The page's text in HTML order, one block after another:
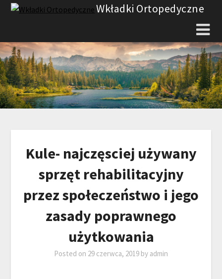
Skip
Wkładki Ortopedyczne
Kule- najczęsciej używany
sprzęt rehabilitacyjny
przez społeczeństwo i jego
zasady poprawnego
użytkowania
Posted on 29 czerwca, 2019 by admin